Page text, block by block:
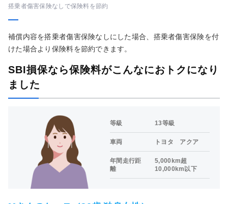
搭乗者傷害保険なしで保険料を節約
補償内容を搭乗者傷害保険なしにした場合、搭乗者傷害保険を付
けた場合より保険料を節約できます。
SBI損保なら保険料がこんなにおトクになり
ました
等級 13等級
車両 トヨタ アクア
年間走行距
離
5,000km超
10,000km以下